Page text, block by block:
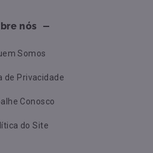
nós
Somos
de Privacidade
Conosco
do Site